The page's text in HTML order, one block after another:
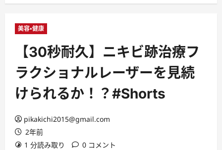
ー
美容・健康
【30秒耐久】ニキビ跡治療フ
ラクショナルレーザーを見続
けられるか！？#Shorts
pikakichi2015@gmail.com
2年前
1 分読み取り
0 コメント